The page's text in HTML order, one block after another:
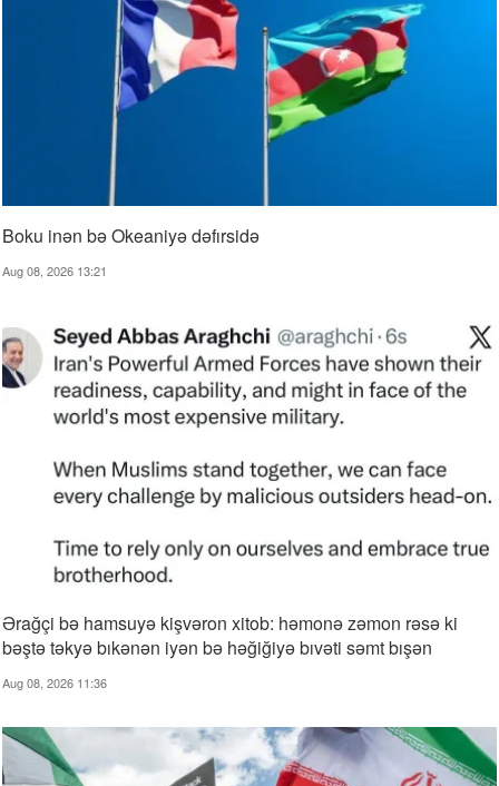
Boku inən bə Okeaniyə dəfırsidə
Aug 08, 2026 13:21
Ərağçi bə hamsuyə kişvəron xitob: həmonə zəmon rəsə ki
bəştə təkyə bıkənən iyən bə həğiğiyə bıvəti səmt bışən
Aug 08, 2026 11:36